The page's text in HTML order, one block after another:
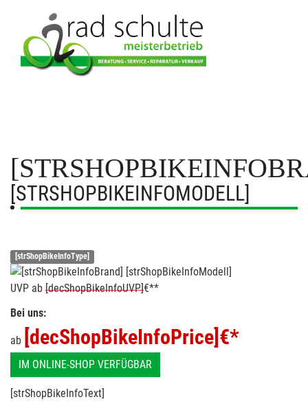
[STRSHOPBIKEINFOMODELL]
[strShopBikeInfoType]
UVP ab [decShopBikeInfoUVP]€**
Bei uns:
ab [decShopBikeInfoPrice] €*
IM ONLINE-SHOP VERFÜGBAR
[strShopBikeInfoText]